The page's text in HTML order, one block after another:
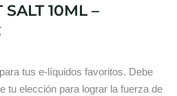
10ML –
para tus e-líquidos favoritos. Debe
tu elección para lograr la fuerza de